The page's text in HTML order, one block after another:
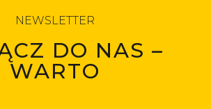
NEWSLETTER
DO NAS –
WARTO